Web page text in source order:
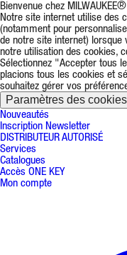
Bienvenue chez MILWAUKEE®
Notre site internet utilise des
(notamment pour
de notre site internet)
notre utilisation des cookies,
Sélectionnez "Accepter tous
placions tous les cookies et
souhaitez gérer vos
Paramètres des cookies
Nouveautés
Inscription Newsletter
DISTRIBUTEUR AUTORISÉ
Services
Catalogues
Accès ONE KEY
Mon compte